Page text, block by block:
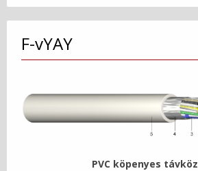
F-vYAY
PVC köpenyes